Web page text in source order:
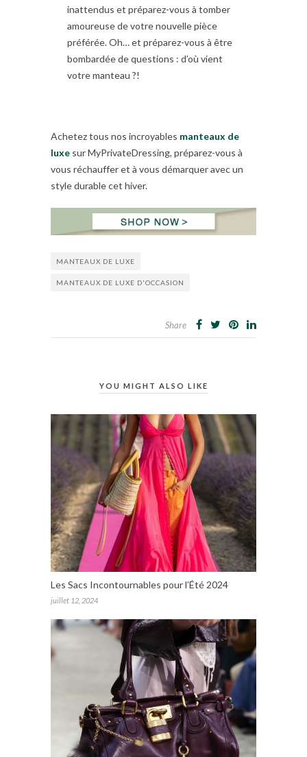
inattendus et préparez-vous à tomber
amoureuse de votre nouvelle pièce
préférée. Oh… et préparez-vous à être
bombardée de questions : d’où vient
votre manteau ?!
Achetez tous nos incroyables manteaux de
luxe sur MyPrivateDressing, préparez-vous à
vous réchauffer et à vous démarquer avec un
style durable cet hiver.
MANTEAUX DE LUXE
MANTEAUX DE LUXE D'OCCASION
Share
YOU MIGHT ALSO LIKE
Les Sacs Incontournables pour l’Été 2024
juillet 12, 2024